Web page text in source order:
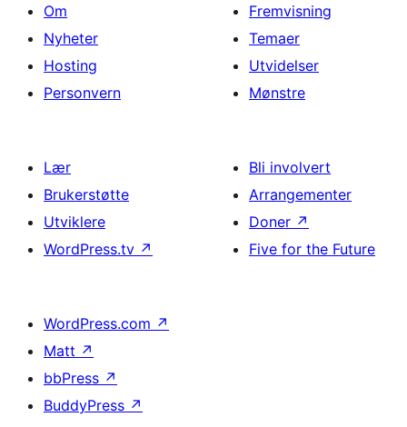
Om
Nyheter
Hosting
Personvern
Fremvisning
Temaer
Utvidelser
Mønstre
Lær
Brukerstøtte
Utviklere
WordPress.tv ↗
Bli involvert
Arrangementer
Doner ↗
Five for the Future
WordPress.com ↗
Matt ↗
bbPress ↗
BuddyPress ↗